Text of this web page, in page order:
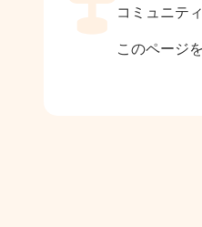
コミュニテ
このページ